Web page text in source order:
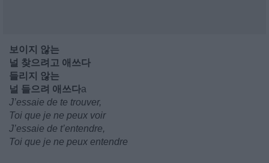
보이지 않는
널 찾으려고 애쓰다
들리지 않는
널 들으려 애쓰다a
J’essaie de te trouver,
Toi que je ne peux voir
J’essaie de t’entendre,
Toi que je ne peux entendre